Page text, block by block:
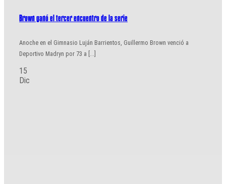
Brown ganó el tercer encuentro de la serie
Anoche en el Gimnasio Luján Barrientos, Guillermo Brown venció a
Deportivo Madryn por 73 a [...]
15
Dic